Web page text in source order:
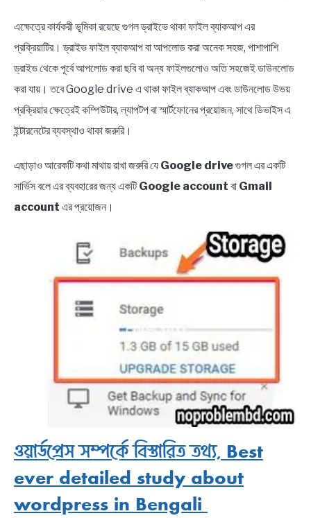
এক্ষেত্রে কার্যকরী ভূমিকা রয়েছে গুগল ড্রাইভে থাকা ফাইল ব্যাকআপ এর
প্রক্রিয়াটির। ড্রাইভ ফাইল ব্যাকআপ বা আপলোড করা অনেক সহজ, পাশাপাশি
ড্রাইভ থেকে পূর্বে আপলোড করা ছবি বা অন্য ফাইলগুলোও অতি সহজেই ডাউনলোড
করা যায়। তবে Google drive এ থাকা ফাইল ব্যাকআপ এবং ডাউনলোড উভয়
প্রক্রিয়ার ক্ষেত্রেই কম্পিউটার, ল্যাপটপ বা স্মার্টফোনের প্রয়োজন, সাথে ডিভাইস এ
ইন্টারনেটের ব্যবস্থাও থাকা জরুরি।
এছাড়াও আরেকটি কথা মাথায় রাখা জরুরি যে Google driveগুগল এর একটি
সার্ভিস বলে এর ব্যবহারের জন্য একটিGoogle account বা Gmail
account এর প্রয়োজন।
ওয়ার্ডপ্রেস সম্পর্কে বিস্তারিত তথ্য, Best
ever detailed study about
wordpress in Bengali